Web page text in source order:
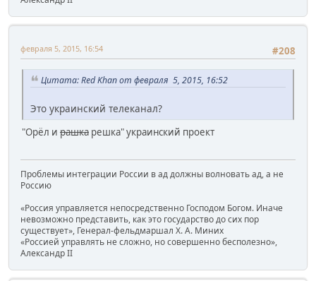
#208
февраля 5, 2015, 16:54
Цитата: Red Khan от февраля 5, 2015, 16:52
Это украинский телеканал?
"Орёл и рашка решка" украинский проект
Проблемы интеграции России в ад должны волновать ад, а не
Россию
«Россия управляется непосредственно Господом Богом. Иначе
невозможно представить, как это государство до сих пор
существует», Генерал-фельдмаршал Х. А. Миних
«Россией управлять не сложно, но совершенно бесполезно»,
Александр II